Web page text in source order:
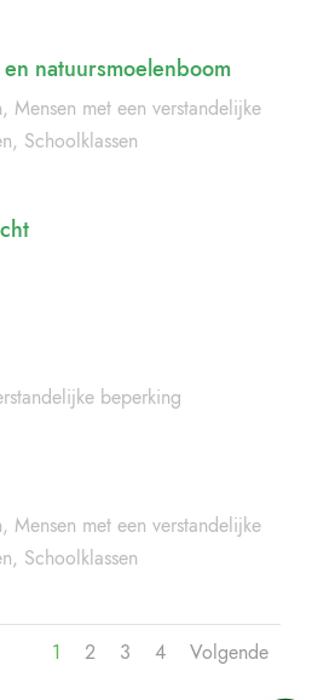
natuursmoelenboom
, Mensen met een verstandelijke
, Schoolklassen
beperking
, Mensen met een verstandelijke
, Schoolklassen
1 2 3 4 Volgende